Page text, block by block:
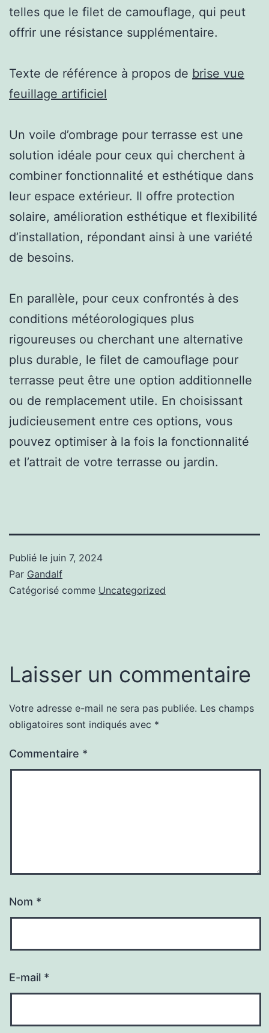
telles que le filet de camouflage, qui peut
offrir une résistance supplémentaire.
Texte de référence à propos de brise vue
feuillage artificiel
Un voile d’ombrage pour terrasse est une
solution idéale pour ceux qui cherchent à
combiner fonctionnalité et esthétique dans
leur espace extérieur. Il offre protection
solaire, amélioration esthétique et flexibilité
d’installation, répondant ainsi à une variété
de besoins.
En parallèle, pour ceux confrontés à des
conditions météorologiques plus
rigoureuses ou cherchant une alternative
plus durable, le filet de camouflage pour
terrasse peut être une option additionnelle
ou de remplacement utile. En choisissant
judicieusement entre ces options, vous
pouvez optimiser à la fois la fonctionnalité
et l’attrait de votre terrasse ou jardin.
Publié le juin 7, 2024
Par Gandalf
Catégorisé comme Uncategorized
Laisser un commentaire
Votre adresse e-mail ne sera pas publiée. Les champs
obligatoires sont indiqués avec *
Commentaire *
Nom *
E-mail *